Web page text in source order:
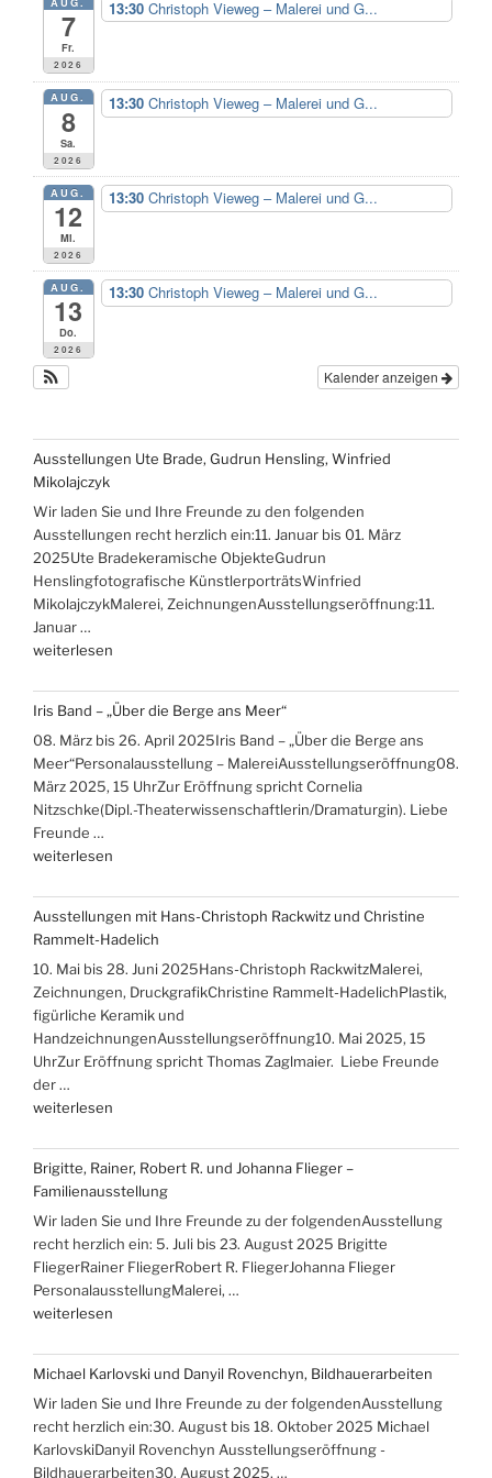
7
Fr.
2026
13:30 Christoph Vieweg – Malerei und G...
AUG.
8
Sa.
2026
13:30 Christoph Vieweg – Malerei und G...
AUG.
12
Mi.
2026
13:30 Christoph Vieweg – Malerei und G...
AUG.
13
Do.
2026
13:30 Christoph Vieweg – Malerei und G...
Kalender anzeigen
Ausstellungen Ute Brade, Gudrun Hensling, Winfried
Mikolajczyk
Wir laden Sie und Ihre Freunde zu den folgenden
Ausstellungen recht herzlich ein:11. Januar bis 01. März
2025Ute Bradekeramische ObjekteGudrun
Henslingfotografische KünstlerporträtsWinfried
MikolajczykMalerei, ZeichnungenAusstellungseröffnung:11.
Januar …
„Ausstellungen
Brade,
Gudrun
Hensling,
Winfried
Mikolajczyk“
weiterlesen
Iris Band – „Über die Berge ans Meer“
08. März bis 26. April 2025Iris Band – „Über die Berge ans
Meer“Personalausstellung – MalereiAusstellungseröffnung08.
März 2025, 15 UhrZur Eröffnung spricht Cornelia
Nitzschke(Dipl.-Theaterwissenschaftlerin/Dramaturgin). Liebe
Freunde …
„Iris
–
„Über
die
Berge
ans
Meer““
weiterlesen
Ausstellungen mit Hans-Christoph Rackwitz und Christine
Rammelt-Hadelich
10. Mai bis 28. Juni 2025Hans-Christoph RackwitzMalerei,
Zeichnungen, DruckgrafikChristine Rammelt-HadelichPlastik,
figürliche Keramik und
HandzeichnungenAusstellungseröffnung10. Mai 2025, 15
UhrZur Eröffnung spricht Thomas Zaglmaier. Liebe Freunde
der …
„Ausstellungen
Hans-
Christoph
Rackwitz
und
Christine
Rammelt-
Hadelich“
weiterlesen
Brigitte, Rainer, Robert R. und Johanna Flieger –
Familienausstellung
Wir laden Sie und Ihre Freunde zu der folgendenAusstellung
recht herzlich ein: 5. Juli bis 23. August 2025 Brigitte
FliegerRainer FliegerRobert R. FliegerJohanna Flieger
PersonalausstellungMalerei, …
„Brigitte,
Robert
R.
und
Johanna
Flieger
–
weiterlesen
Michael Karlovski und Danyil Rovenchyn, Bildhauerarbeiten
Wir laden Sie und Ihre Freunde zu der folgendenAusstellung
recht herzlich ein:30. August bis 18. Oktober 2025 Michael
KarlovskiDanyil Rovenchyn Ausstellungseröffnung -
Bildhauerarbeiten30. August 2025, …